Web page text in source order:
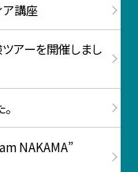
ア講座
アーを開催しまし
NAKAMA”